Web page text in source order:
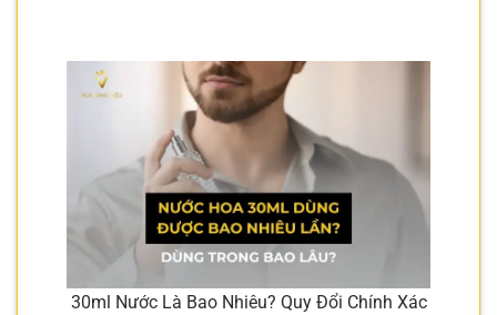
30ml Nước Là Bao Nhiêu? Quy Đổi Chính Xác